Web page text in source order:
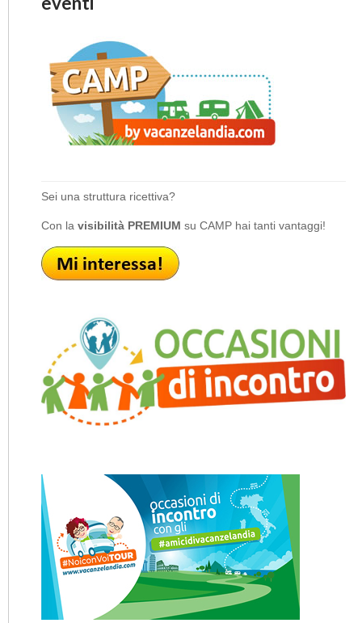
Sei una struttura ricettiva?
Con la visibilità PREMIUM su CAMP hai tanti vantaggi!